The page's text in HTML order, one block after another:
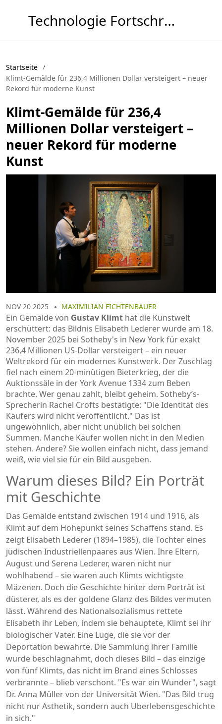
Technologie Fortschritt KW
Startseite
Klimt-Gemälde für 236,4 Millionen Dollar versteigert – neuer
Rekord für moderne Kunst
Klimt-Gemälde für 236,4
Millionen Dollar versteigert –
neuer Rekord für moderne
Kunst
NOV 20 2025 MAXIMILIAN FICHTENBAUER
Ein Gemälde von Gustav Klimt hat die Kunstwelt
erschüttert: das Bildnis Elisabeth Ledererwurde am 18.
November 2025 bei Sotheby's in New York für exakt
236,4 Millionen US-Dollar versteigert – ein neuer
Weltrekord für ein modernes Kunstwerk. Der Zuschlag
fiel nach einem 20-minütigen Bieterkrieg, der die
Auktionssäle in der York Avenue 1334 zum Beben
brachte. Wer genau zahlt, bleibt geheim. Sotheby’s-
Sprecherin Rachel Crofts bestätigte: "Die Identität des
Käufers wird nicht veröffentlicht." Das ist
ungewöhnlich, aber nicht unüblich bei solchen
Summen. Manche Käufer wollen nicht in den Medien
stehen. Andere? Sie wollen einfach nicht, dass jemand
weiß, wie viel sie für ein Bild ausgeben.
Warum dieses Bild? Ein Porträt
mit Geschichte
Das Gemälde entstand zwischen 1914 und 1916, als
Klimt auf dem Höhepunkt seines Schaffens stand. Es
zeigt Elisabeth Lederer(1894–1985), die Tochter eines
jüdischen Industriellenpaares aus Wien. Ihre Eltern,
August und Serena Lederer, waren nicht nur
wohlhabend – sie waren auch Klimts wichtigste
Mäzenen. Doch die Geschichte hinter dem Porträt ist
düsterer, als es der goldene Glanz des Bildes vermuten
lässt. Während des Nationalsozialismus rettete
Elisabeth ihr Leben, indem sie behauptete, Klimt sei ihr
biologischer Vater. Eine Lüge, die sie vor der
Deportation bewahrte. Die Sammlung ihrer Familie
wurde beschlagnahmt, doch dieses Bild – das einzige
von fünf Klimts, das nicht im Brand eines Schlosses
verbrannte – blieb verschont. "Es war ein Wunder", sagt
Dr. Anna Müllervon der Universität Wien. "Das Bild trug
nicht nur Ästhetik, sondern auch Überlebensgeschichte
in sich."